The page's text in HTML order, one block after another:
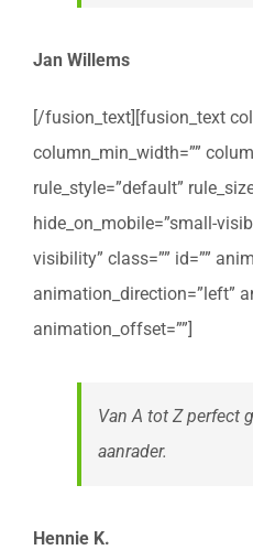
Jan Willems
[/fusion_text][fusion_text
column_min_width=””
rule_style=”default”
hide_on_mobile=”small-
visibility” class=”” id=””
animation_direction=”left”
animation_offset=””]
Van A tot Z perfect
aanrader.
Hennie K.